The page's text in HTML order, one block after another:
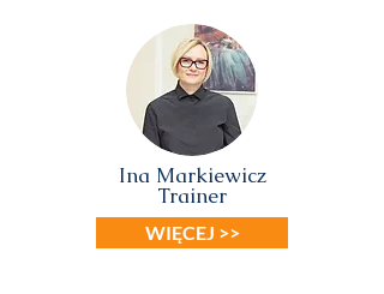
WIĘCEJ >>
Ina Markiewicz
Trainer